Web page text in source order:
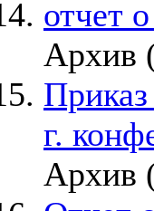
отчет
Архив
г.
Архив